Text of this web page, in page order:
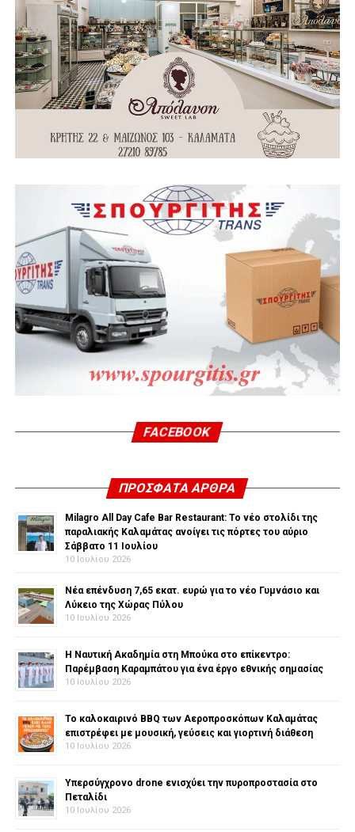
FACEBOOK
ΠΡΌΣΦΑΤΑ ΆΡΘΡΑ
Milagro All Day Cafe Bar Restaurant: Το νέο στολίδι της
παραλιακής Καλαμάτας ανοίγει τις πόρτες του αύριο
Σάββατο 11 Ιουλίου
10 Ιουλίου 2026
Νέα επένδυση 7,65 εκατ. ευρώ για το νέο Γυμνάσιο και
Λύκειο της Χώρας Πύλου
10 Ιουλίου 2026
Η Ναυτική Ακαδημία στη Μπούκα στο επίκεντρο:
Παρέμβαση Καραμπάτου για ένα έργο εθνικής σημασίας
10 Ιουλίου 2026
Το καλοκαιρινό BBQ των Αεροπροσκόπων Καλαμάτας
επιστρέφει με μουσική, γεύσεις και γιορτινή διάθεση
10 Ιουλίου 2026
Υπερσύγχρονο drone ενισχύει την πυροπροστασία στο
Πεταλίδι
10 Ιουλίου 2026